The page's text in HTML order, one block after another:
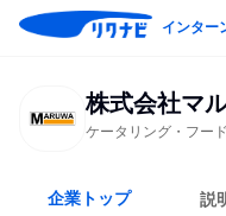
インター
株式会社マ
ケータリング・フー
企業トップ 説